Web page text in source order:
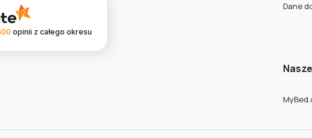
opinii z całego okresu
Dane